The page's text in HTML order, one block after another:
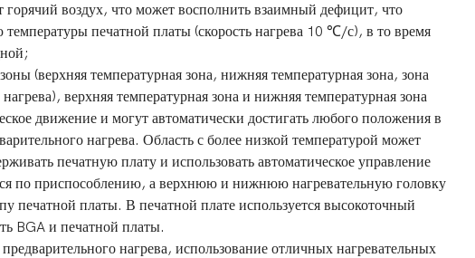
горячий воздух, что может восполнить взаимный дефицит, что
печатной платы (скорость нагрева 10 ℃/с), в то время
(верхняя температурная зона, нижняя температурная зона, зона
верхняя температурная зона и нижняя температурная зона
движение и могут автоматически достигать любого положения в
нагрева. Область с более низкой температурой может
печатную плату и использовать автоматическое управление
по приспособлению, а верхнюю и нижнюю нагревательную головку
печатной платы. В печатной плате используется высокоточный
BGA и печатной платы.
нагрева, использование отличных нагревательных